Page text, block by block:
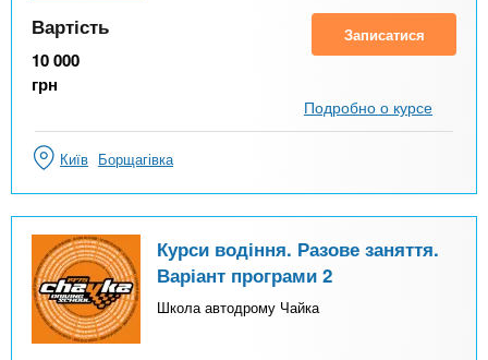
Вартість
10 000
грн
Записатися
Подробно о курсе
Київ Борщагівка
Курси водіння. Разове заняття.
Варіант програми 2
Школа автодрому Чайка